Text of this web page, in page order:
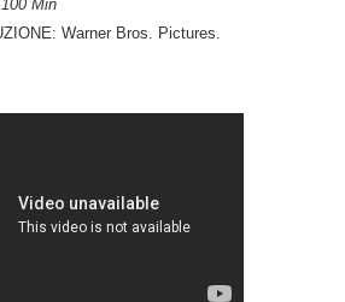
100 Min
Warner Bros. Pictures.